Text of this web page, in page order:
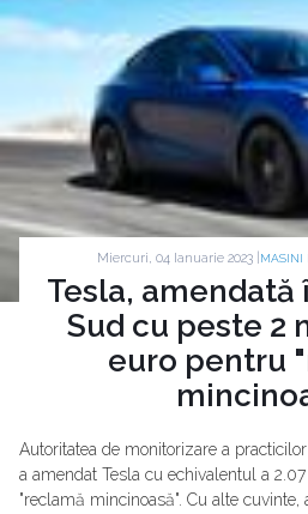
Miercuri, 04 Ianuarie 2023 | MASINI
Tesla, amendată
Sud cu peste 2
euro pentru
Autoritatea de monitorizare a
a amendat Tesla cu echivalentul a
"reclamă mincinoasă". Cu alte